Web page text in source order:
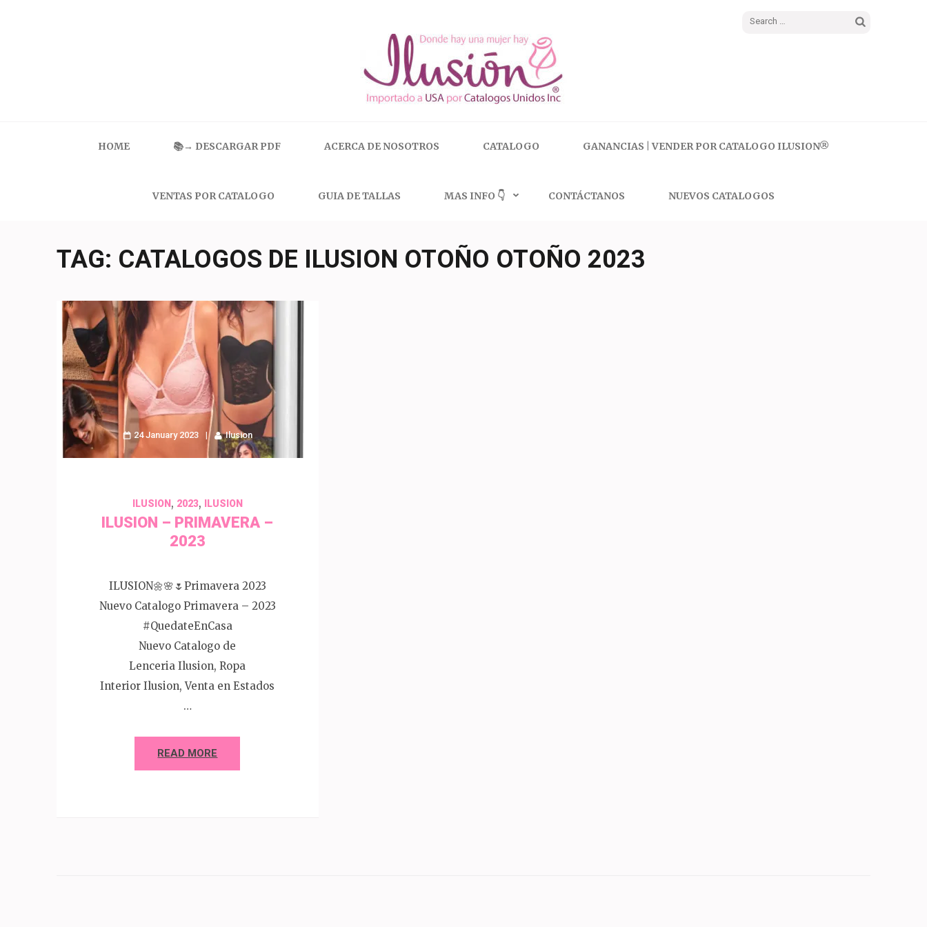
Search
HOME 📚→ DESCARGAR PDF ACERCA DE NOSOTROS CATALOGO GANANCIAS | VENDER POR CATALOGO ILUSION®
VENTAS POR CATALOGO GUIA DE TALLAS MAS INFO 👇 CONTÁCTANOS NUEVOS CATALOGOS
TAG: CATALOGOS DE ILUSION OTOÑO OTOÑO 2023
24 January 2023 Ilusion
ILUSION, 2023, ILUSION
ILUSION – PRIMAVERA –
2023
ILUSION🌼🌸🌷Primavera 2023
Nuevo Catalogo Primavera – 2023
#QuedateEnCasa
Nuevo Catalogo de
Lenceria Ilusion, Ropa
Interior Ilusion, Venta en Estados
…
READ MORE